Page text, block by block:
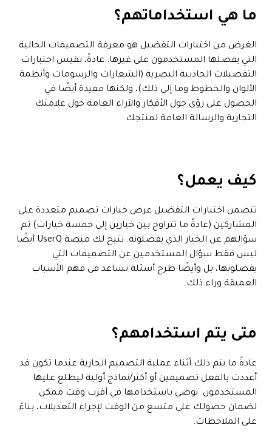
ما هي استخداماتهم؟
الغرض من اختبارات التفضيل هو معرفة التصميمات الحالية
التي يفضلها المستخدمون على غيرها. عادةً، تقيس اختبارات
التفضيلات الجاذبية البصرية (الشعارات والرسومات وأنظمة
الألوان والخطوط وما إلى ذلك)، ولكنها مفيدة أيضًا في
الحصول على رؤى حول الأفكار والآراء العامة حول علامتك
التجارية والرسالة العامة لمنتجك.
كيف يعمل؟
تتضمن اختبارات التفضيل عرض خيارات تصميم متعددة على
المشاركين (عادةً ما تتراوح بين خيارين إلى خمسة خيارات) ثم
سؤالهم عن الخيار الذي يفضلونه. تتيح لك منصة UserQ أيضًا
ليس فقط سؤال المستخدمين عن التصميمات التي
يفضلونها، بل وأيضًا طرح أسئلة تساعد في فهم الأسباب
العميقة وراء ذلك.
متى يتم استخدامهم؟
عادةً ما يتم ذلك أثناء عملية التصميم الجارية عندما تكون قد
أعددت بالفعل تصميمين أو أكثر/نماذج أولية ليطلع عليها
المستخدمون. نوصي باستخدامها في أقرب وقت ممكن
لضمان حصولك على متسع من الوقت لإجراء التعديلات، بناءً
على الملاحظات.